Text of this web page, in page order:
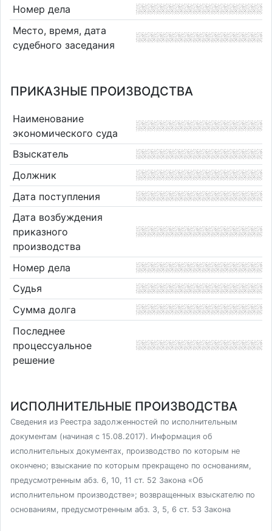
Номер дела
Место, время, дата
судебного заседания
ПРИКАЗНЫЕ ПРОИЗВОДСТВА
Наименование
экономического суда
Взыскатель
Должник
Дата поступления
Дата возбуждения
приказного
производства
Номер дела
Судья
Сумма долга
Последнее
процессуальное
решение
ИСПОЛНИТЕЛЬНЫЕ ПРОИЗВОДСТВА
Сведения из Реестра задолженностей по исполнительным
документам (начиная с 15.08.2017). Информация об
исполнительных документах, производство по которым не
окончено; взыскание по которым прекращено по основаниям,
предусмотренным абз. 6, 10, 11 ст. 52 Закона «Об
исполнительном производстве»; возвращенных взыскателю по
основаниям, предусмотренным абз. 3, 5, 6 ст. 53 Закона